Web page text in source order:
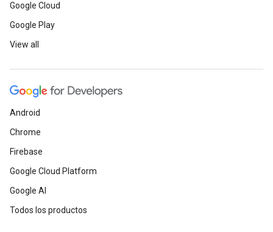
Google Cloud
Google Play
View all
Android
Chrome
Firebase
Google Cloud Platform
Google AI
Todos los productos